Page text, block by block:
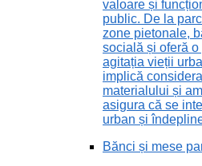
valoare și
public. De la
zone pietonale,
socială și oferă
agitația vieții
implică
materialului și
asigura că se
urban și
Bănci și mese